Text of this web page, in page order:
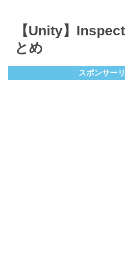
【Unity】
とめ
スポンサー